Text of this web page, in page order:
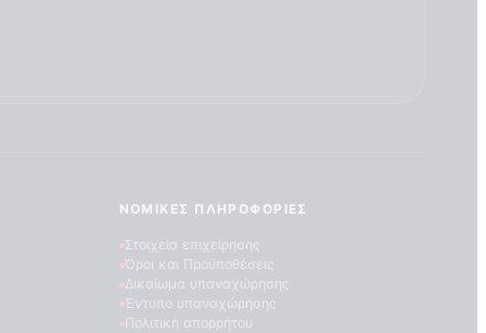
ΝΟΜΙΚΈΣ ΠΛΗΡΟΦΟΡΊΕΣ
Στοιχεία επιχείρησης
Όροι και Προϋποθέσεις
Δικαίωμα υπαναχώρησης
Έντυπο υπαναχώρησης
Πολιτική απορρήτου